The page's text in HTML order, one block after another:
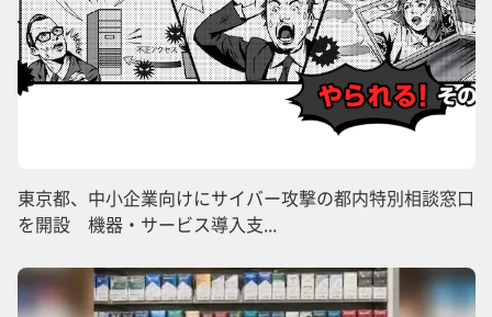
東京都、中小企業向けにサイバー攻撃の都内特別相談窓口
を開設 機器・サービス導入支...